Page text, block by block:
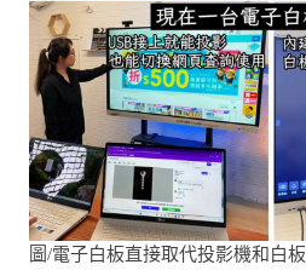
圖/電子白板直接取代投影機和白板